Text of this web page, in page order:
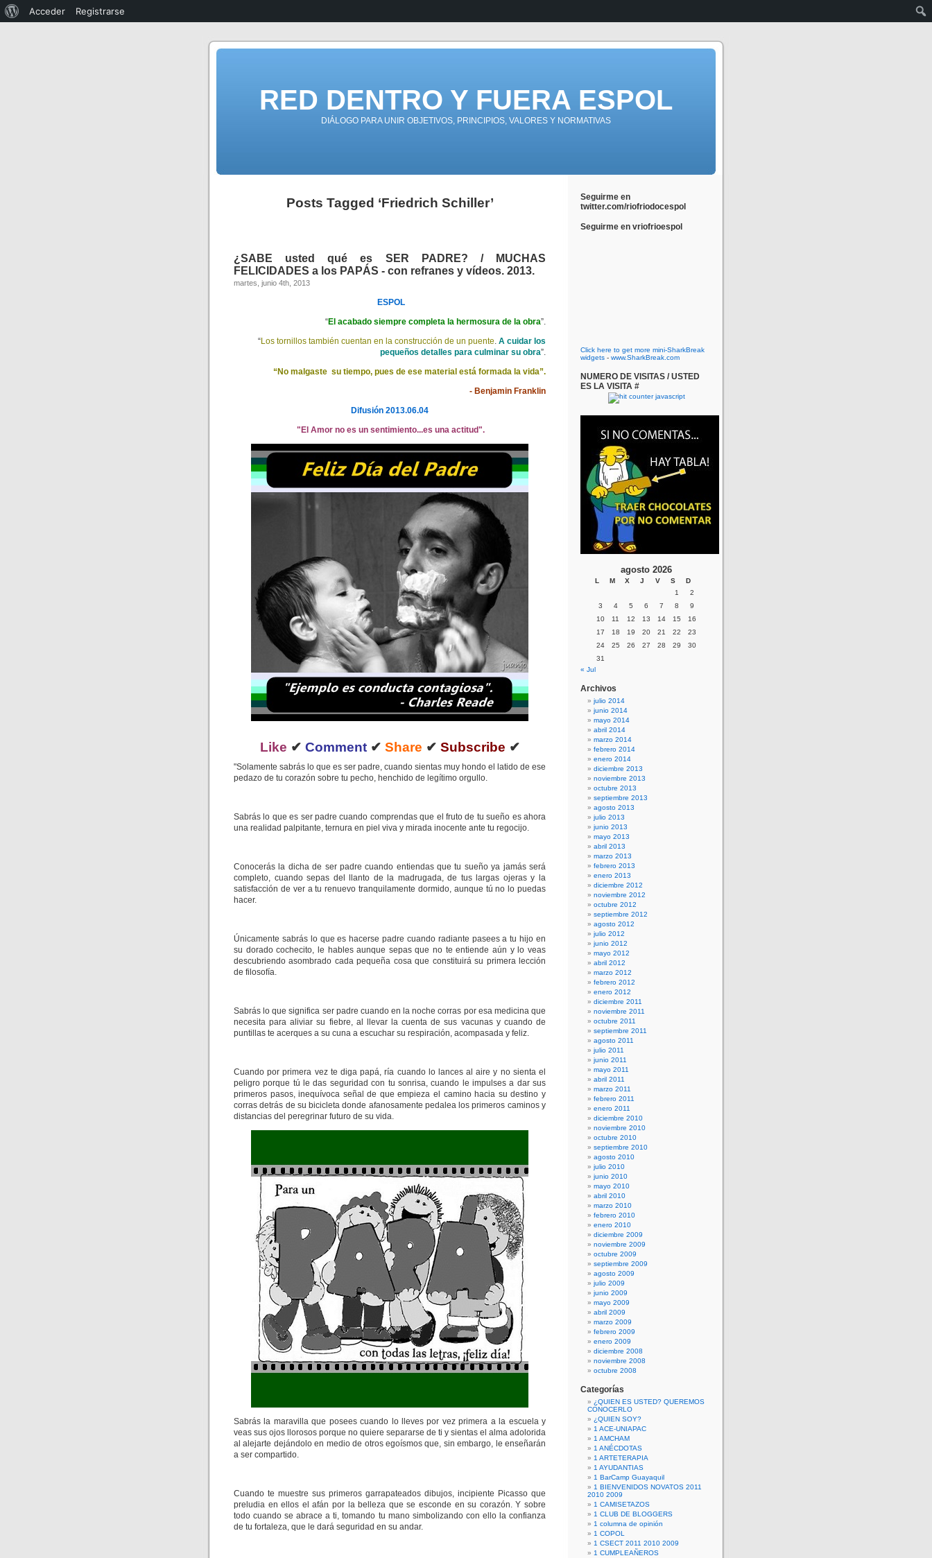
RED DENTRO Y FUERA ESPOL
DIÁLOGO PARA UNIR OBJETIVOS, PRINCIPIOS, VALORES Y NORMATIVAS
Posts Tagged ‘Friedrich Schiller’
¿SABE usted qué es SER PADRE? / MUCHAS
FELICIDADES a los PAPÁS - con refranes y vídeos. 2013.
martes, junio 4th, 2013
ESPOL
“El acabado siempre completa la hermosura de la obra”.
“Los tornillos también cuentan en la construcción de un puente. A cuidar los
pequeños detalles para culminar su obra”.
“No malgaste su tiempo, pues de ese material está formada la vida”.
- Benjamin Franklin
Difusión 2013.06.04
"El Amor no es un sentimiento...es una actitud".
Like ✔ Comment✔ Share ✔ Subscribe ✔
"Solamente sabrás lo que es ser padre, cuando sientas muy hondo el latido de ese
pedazo de tu corazón sobre tu pecho, henchido de legítimo orgullo.
Sabrás lo que es ser padre cuando comprendas que el fruto de tu sueño es ahora
una realidad palpitante, ternura en piel viva y mirada inocente ante tu regocijo.
Conocerás la dicha de ser padre cuando entiendas que tu sueño ya jamás será
completo, cuando sepas del llanto de la madrugada, de tus largas ojeras y la
satisfacción de ver a tu renuevo tranquilamente dormido, aunque tú no lo puedas
hacer.
Únicamente sabrás lo que es hacerse padre cuando radiante pasees a tu hijo en
su dorado cochecito, le hables aunque sepas que no te entiende aún y lo veas
descubriendo asombrado cada pequeña cosa que constituirá su primera lección
de filosofía.
Sabrás lo que significa ser padre cuando en la noche corras por esa medicina que
necesita para aliviar su fiebre, al llevar la cuenta de sus vacunas y cuando de
puntillas te acerques a su cuna a escuchar su respiración, acompasada y feliz.
Cuando por primera vez te diga papá, ría cuando lo lances al aire y no sienta el
peligro porque tú le das seguridad con tu sonrisa, cuando le impulses a dar sus
primeros pasos, inequívoca señal de que empieza el camino hacia su destino y
corras detrás de su bicicleta donde afanosamente pedalea los primeros caminos y
distancias del peregrinar futuro de su vida.
Sabrás la maravilla que posees cuando lo lleves por vez primera a la escuela y
veas sus ojos llorosos porque no quiere separarse de ti y sientas el alma adolorida
al alejarte dejándolo en medio de otros egoísmos que, sin embargo, le enseñarán
a ser compartido.
Cuando te muestre sus primeros garrapateados dibujos, incipiente Picasso que
preludia en ellos el afán por la belleza que se esconde en su corazón. Y sobre
todo cuando se abrace a ti, tomando tu mano simbolizando con ello la confianza
de tu fortaleza, que le dará seguridad en su andar.
Seguirme en
twitter.com/riofriodocespol
Seguirme en vriofrioespol
Click here to get more mini-SharkBreak
widgets - www.SharkBreak.com
NUMERO DE VISITAS / USTED
ES LA VISITA #
agosto 2026
L M X J V S
D
1
2
3
4 5 6 7 8
9
10
11 12 13 14 15
16
17
18 19 20 21 22
23
24
25 26 27 28 29
30
31
« Jul
Archivos
julio 2014
junio 2014
mayo 2014
abril 2014
marzo 2014
febrero 2014
enero 2014
diciembre 2013
noviembre 2013
octubre 2013
septiembre 2013
agosto 2013
julio 2013
junio 2013
mayo 2013
abril 2013
marzo 2013
febrero 2013
enero 2013
diciembre 2012
noviembre 2012
octubre 2012
septiembre 2012
agosto 2012
julio 2012
junio 2012
mayo 2012
abril 2012
marzo 2012
febrero 2012
enero 2012
diciembre 2011
noviembre 2011
octubre 2011
septiembre 2011
agosto 2011
julio 2011
junio 2011
mayo 2011
abril 2011
marzo 2011
febrero 2011
enero 2011
diciembre 2010
noviembre 2010
octubre 2010
septiembre 2010
agosto 2010
julio 2010
junio 2010
mayo 2010
abril 2010
marzo 2010
febrero 2010
enero 2010
diciembre 2009
noviembre 2009
octubre 2009
septiembre 2009
agosto 2009
julio 2009
junio 2009
mayo 2009
abril 2009
marzo 2009
febrero 2009
enero 2009
diciembre 2008
noviembre 2008
octubre 2008
Categorías
¿QUIEN ES USTED? QUEREMOS
CONOCERLO
¿QUIEN SOY?
1 ACE-UNIAPAC
1 AMCHAM
1 ANÉCDOTAS
1 ARTETERAPIA
1 AYUDANTIAS
1 BarCamp Guayaquil
1 BIENVENIDOS NOVATOS 2011
2010 2009
1 CAMISETAZOS
1 CLUB DE BLOGGERS
1 columna de opinión
1 COPOL
1 CSECT 2011 2010 2009
1 CUMPLEAÑEROS
Acceder Registrarse